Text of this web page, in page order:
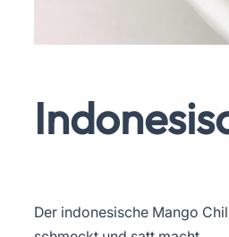
Der indonesische Mango